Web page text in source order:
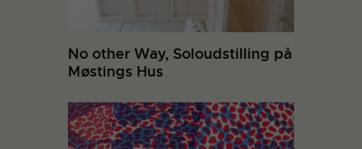
No other Way, Soloudstilling på
Møstings Hus